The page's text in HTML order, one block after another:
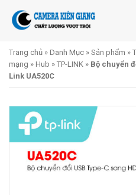
Trang chủ » Danh Mục » Sản phẩm »
mạng » Hub » TP-LINK » Bộ chuyển
Link UA520C